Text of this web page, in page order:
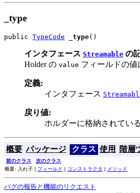
_type
public TypeCode _type()
インタフェース Streamable の
Holder の value フィールドの値
定義:
インタフェース
戻り値:
ホルダーに格納されてい
概要 パッケージ クラス 使用 階層
前のクラス 次のクラス
概要: 入れ子 | フィールド コンストラクタ メソッド
バグの報告と機能のリクエスト